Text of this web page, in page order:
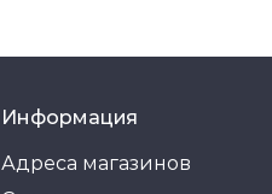
Информация
Адреса магазинов